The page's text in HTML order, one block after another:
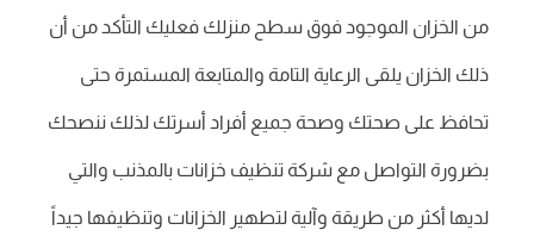
من الخزان الموجود فوق سطح منزلك فعليك التأكد من أن
ذلك الخزان يلقى الرعاية التامة والمتابعة المستمرة حتى
تحافظ على صحتك وصحة جميع أفراد أسرتك لذلك ننصحك
بضرورة التواصل مع ‎شركة تنظيف خزانات بالمذنب والتي
لديها أكثر من طريقة وآلية لتطهير الخزانات وتنظيفها جيداً